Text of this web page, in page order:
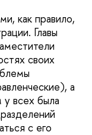
как правило,
Главы
своих
а
у всех была
с его